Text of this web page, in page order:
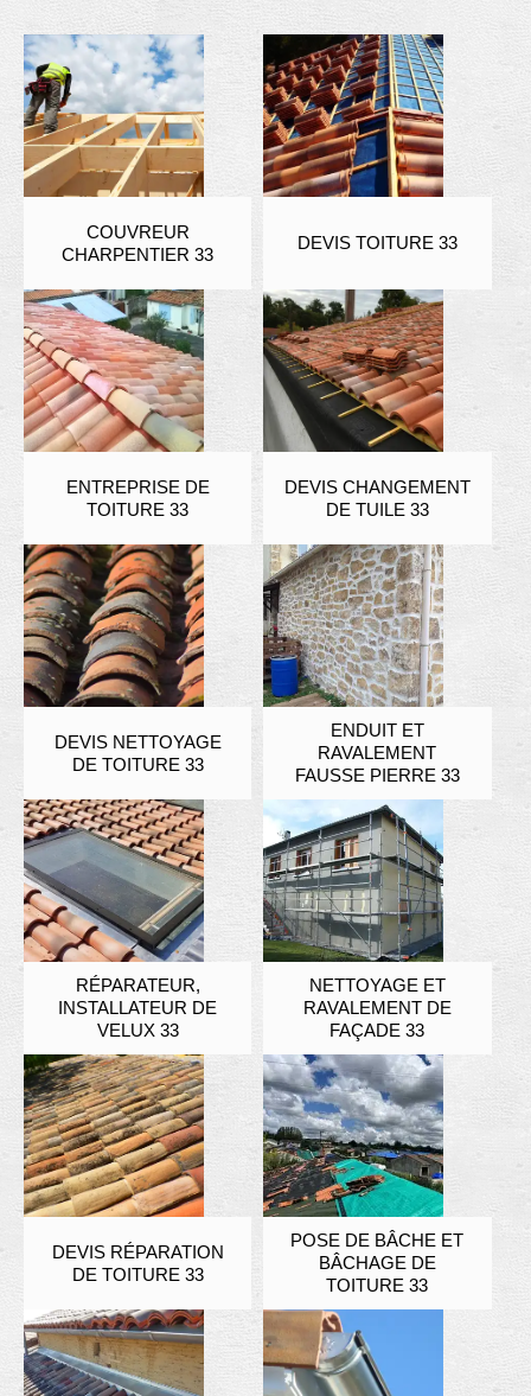
COUVREUR
CHARPENTIER 33
DEVIS TOITURE 33
ENTREPRISE DE
TOITURE 33
DEVIS CHANGEMENT
DE TUILE 33
DEVIS NETTOYAGE
DE TOITURE 33
ENDUIT ET
RAVALEMENT
FAUSSE PIERRE 33
RÉPARATEUR,
INSTALLATEUR DE
VELUX 33
NETTOYAGE ET
RAVALEMENT DE
FAÇADE 33
DEVIS RÉPARATION
DE TOITURE 33
POSE DE BÂCHE ET
BÂCHAGE DE
TOITURE 33